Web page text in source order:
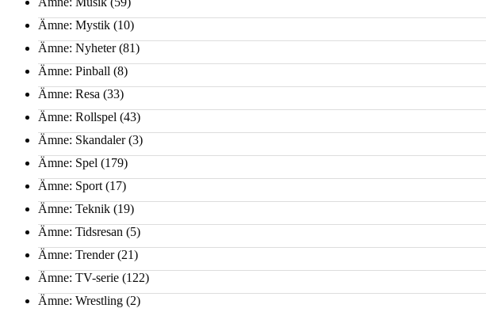
Ämne: Mystik (10)
Ämne: Nyheter(81)
Ämne: Pinball (8)
Ämne: Resa (33)
Ämne: Rollspel (43)
Ämne: Skandaler(3)
Ämne: Spel (179)
Ämne: Sport (17)
Ämne: Teknik (19)
Ämne: Tidsresan (5)
Ämne: Trender(21)
Ämne: TV-serie (122)
Ämne: Wrestling (2)